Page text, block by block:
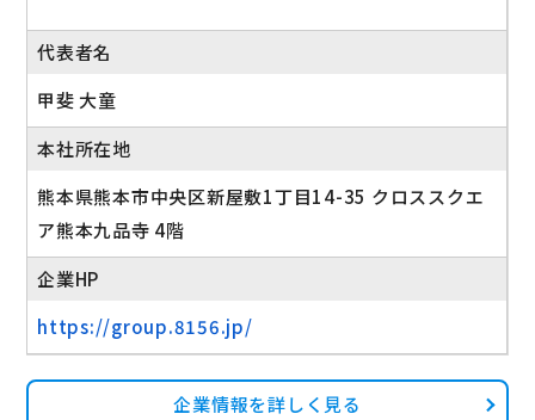
代表者名
甲斐 大童
本社所在地
熊本県熊本市中央区新屋敷1丁目14-35 クロススクエ
ア熊本九品寺 4階
企業HP
https://group.8156.jp/
企業情報を詳しく見る